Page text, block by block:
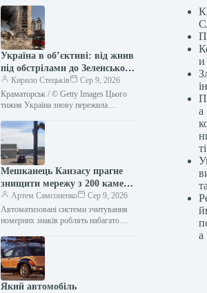
Україна в об’єктиві: від жнив
під обстрілами до Зеленського
в Сербії (2-9 серпня)
Кирило Стецьків
Сер 9, 2026
Краматорськ / © Getty Images Цього
тижня Україна знову пережила
наших містах. ТСН.ua зібрав…
Мешканець Канзасу прагне
знищити мережу з 200 камер,
що, на його думку, стежила за
ним
Артем Самсоненко
Сер 9, 2026
Автоматизовані системи зчитування
номерних знаків роблять набагато
поліцію про викрадені авто. Вони
створюють базу даних, яка…
Який автомобіль
и
а
ті
а